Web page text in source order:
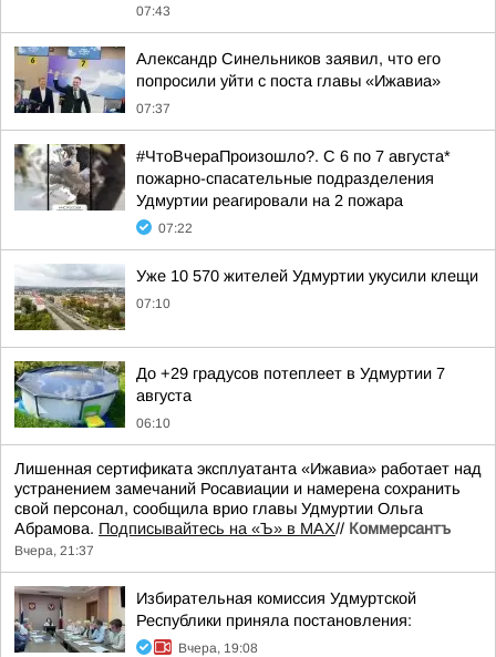
07:43
Александр Синельников заявил, что его
попросили уйти с поста главы «Ижавиа»
07:37
#ЧтоВчераПроизошло?. С 6 по 7 августа*
пожарно-спасательные подразделения
Удмуртии реагировали на 2 пожара
07:22
Уже 10 570 жителей Удмуртии укусили клещи
07:10
До +29 градусов потеплеет в Удмуртии 7
августа
06:10
Лишенная сертификата эксплуатанта «Ижавиа» работает над
устранением замечаний Росавиации и намерена сохранить
свой персонал, сообщила врио главы Удмуртии Ольга
Абрамова. Подписывайтесь на «Ъ» в MAX// Коммерсантъ
Вчера, 21:37
Избирательная комиссия Удмуртской
Республики приняла постановления:
Вчера, 19:08